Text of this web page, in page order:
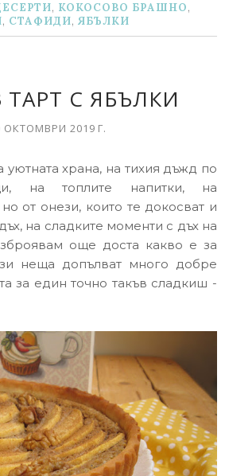
, КОКОСОВО БРАШНО,
, СТАФИДИ, ЯБЪЛКИ
ТАРТ С ЯБЪЛКИ
ОКТОМВРИ 2019 Г.
уютната храна, на тихия дъжд по
на топлите напитки, на
от онези, които те докосват и
на сладките моменти с дъх на
още доста какво е за
неща допълват много добре
за един точно такъв сладкиш -